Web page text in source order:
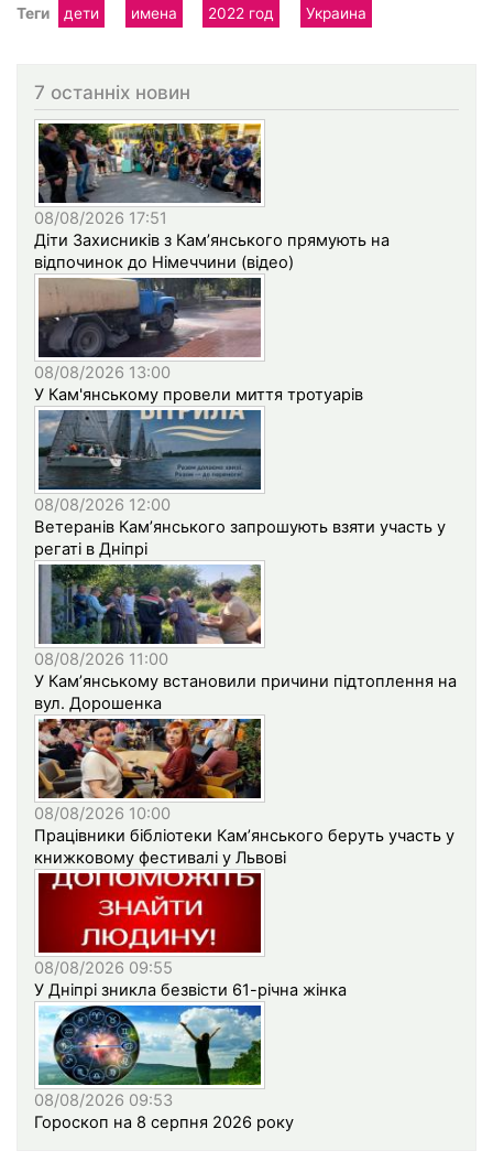
Теги дети имена 2022 год Украина
7 останніх новин
08/08/2026 17:51
Діти Захисників з Кам’янського прямують на
відпочинок до Німеччини (відео)
08/08/2026 13:00
У Кам'янському провели миття тротуарів
08/08/2026 12:00
Ветеранів Кам’янського запрошують взяти участь у
регаті в Дніпрі
08/08/2026 11:00
У Кам’янському встановили причини підтоплення на
вул. Дорошенка
08/08/2026 10:00
Працівники бібліотеки Кам’янського беруть участь у
книжковому фестивалі у Львові
08/08/2026 09:55
У Дніпрі зникла безвісти 61-річна жінка
08/08/2026 09:53
Гороскоп на 8 серпня 2026 року